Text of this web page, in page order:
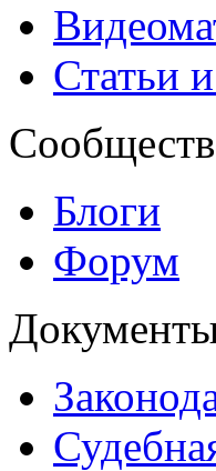
Статьи
Блоги
Форум